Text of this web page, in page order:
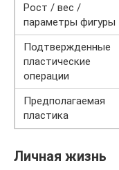
Рост / вес /
параметры фигуры
Подтвержденные
пластические
операции
Предполагаемая
пластика
Личная жизнь